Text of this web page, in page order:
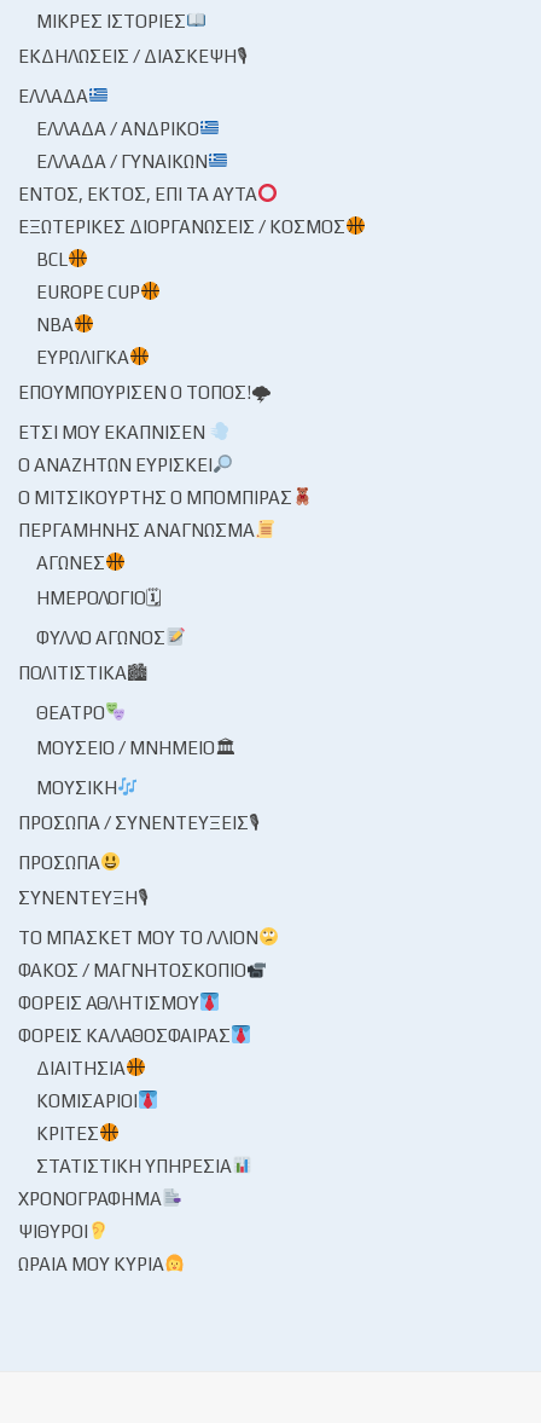
ΜΙΚΡΈΣ ΙΣΤΟΡΊΕΣ
ΕΚΔΗΛΏΣΕΙΣ / ΔΙΆΣΚΕΨΗ🎙
ΕΛΛΆΔΑ
ΕΛΛΆΔΑ / ΑΝΔΡΙΚΌ
ΕΛΛΆΔΑ / ΓΥΝΑΙΚΏΝ
ΕΝΤΌΣ, ΕΚΤΌΣ, ΕΠΊ ΤΑ ΑΥΤΆ
ΕΞΩΤΕΡΙΚΈΣ ΔΙΟΡΓΑΝΏΣΕΙΣ / ΚΌΣΜΟΣ
BCL
EUROPE CUP
NBA
ΕΥΡΩΛΊΓΚΑ
ΕΠΟΥΜΠΟΎΡΙΣΕΝ Ο ΤΌΠΟΣ!🌩
ΈΤΣΙ ΜΟΥ ΕΚΆΠΝΙΣΕΝ
Ο ΑΝΑΖΗΤΏΝ ΕΥΡΊΣΚΕΙ
Ο ΜΙΤΣΙΚΟΥΡΤΉΣ Ο ΜΠΌΜΠΙΡΑΣ
ΠΕΡΓΑΜΗΝΉΣ ΑΝΆΓΝΩΣΜΑ
ΑΓΏΝΕΣ
ΗΜΕΡΟΛΌΓΙΟ🗓
ΦΎΛΛΟ ΑΓΏΝΟΣ
ΠΟΛΙΤΙΣΤΙΚΆ🏙
ΘΈΑΤΡΟ
ΜΟΥΣΕΊΟ / ΜΝΗΜΕΊΟ🏛
ΜΟΥΣΙΚΉ
ΠΡΌΣΩΠΑ / ΣΥΝΕΝΤΕΎΞΕΙΣ🎙
ΠΡΌΣΩΠΑ
ΣΥΝΈΝΤΕΥΞΗ🎙
ΤΟ ΜΠΆΣΚΕΤ ΜΟΥ ΤΟ ΛΛΊΟΝ
ΦΑΚΌΣ / ΜΑΓΝΗΤΟΣΚΌΠΙΟ
ΦΟΡΕΊΣ ΑΘΛΗΤΙΣΜΟΎ
ΦΟΡΕΊΣ ΚΑΛΑΘΌΣΦΑΙΡΑΣ
ΔΙΑΙΤΗΣΊΑ
ΚΟΜΙΣΆΡΙΟΙ
ΚΡΙΤΈΣ
ΣΤΑΤΙΣΤΙΚΉ ΥΠΗΡΕΣΊΑ
ΧΡΟΝΟΓΡΆΦΗΜΑ
ΨΊΘΥΡΟΙ
ΩΡΑΊΑ ΜΟΥ ΚΥΡΊΑ